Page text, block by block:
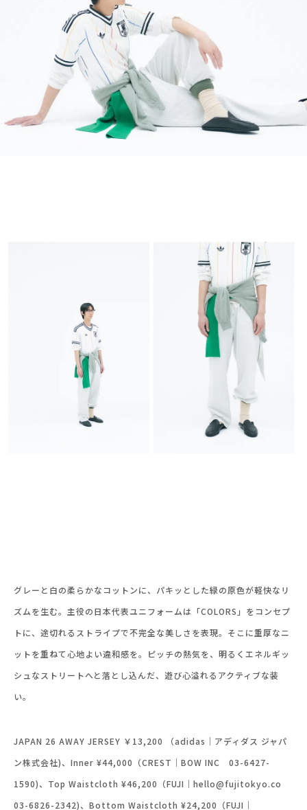
グレーと白の柔らかなコットンに、パキッとした緑の原色が軽快なリ
ズムを生む。主役の日本代表ユニフォームは「COLORS」をコンセプ
トに、途切れるストライプで不完全な美しさを表現。そこに重厚なニ
ットを重ねて心地よい違和感を。ピッチの熱気を、明るくエネルギッ
シュなストリートへと落とし込んだ、遊び心溢れるアクティブな装
い。
JAPAN 26 AWAY JERSEY ￥13,200 （adidas｜アディダス ジャパ
ン株式会社)、Inner ¥44,000（CREST｜BOW INC 03-6427-
1590)、Top Waistcloth ¥46,200（FUJI｜hello@fujitokyo.co
03-6826-2342)、Bottom Waistcloth ¥24,200（FUJI｜